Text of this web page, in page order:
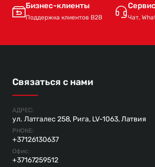
Бизнес-клиенты
Поддержка клиентов B2B Чат,
Связаться с нами
АДРЕС:
ул. Латгалес 258, Рига, LV-1063, Латвия
PHONE:
+37126130637
Офис:
+37167259512